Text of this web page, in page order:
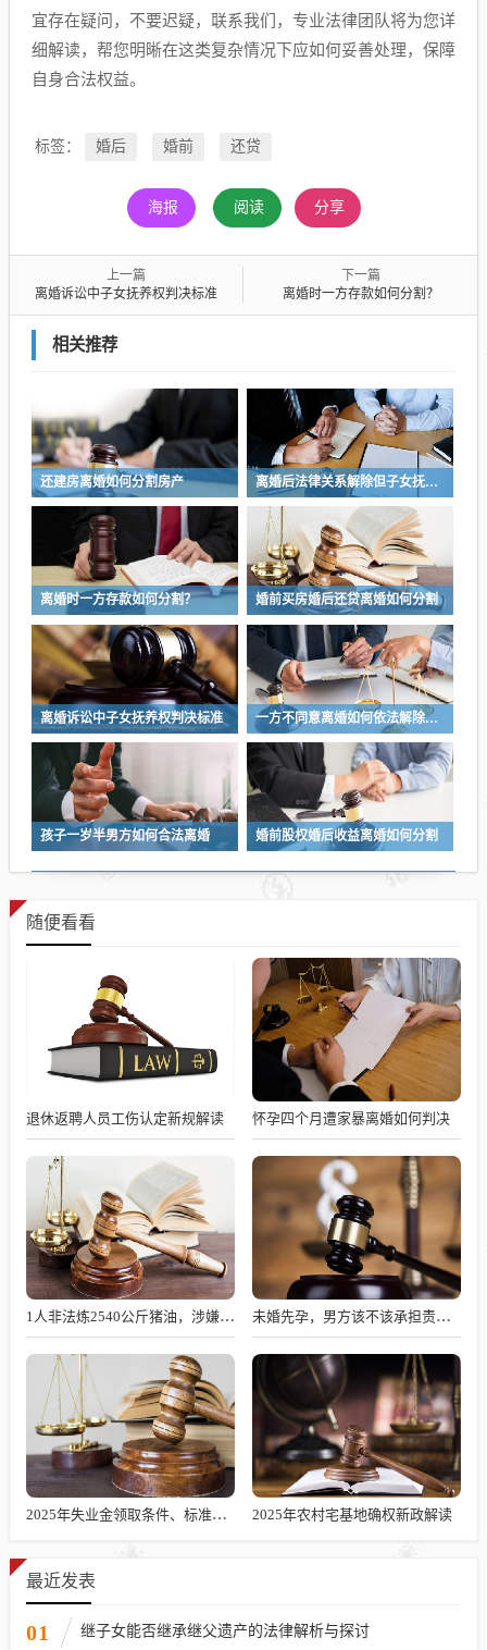
宜存在疑问，不要迟疑，联系我们，专业法律团队将为您详
细解读，帮您明晰在这类复杂情况下应如何妥善处理，保障
自身合法权益。
标签： 婚后 婚前 还贷
海报 阅读 分享
上一篇
离婚诉讼中子女抚养权判决标准
下一篇
离婚时一方存款如何分割？
相关推荐
还建房离婚如何分割房产 离婚后法律关系解除但子女抚养权仍存
离婚时一方存款如何分割？ 婚前买房婚后还贷离婚如何分割
离婚诉讼中子女抚养权判决标准 一方不同意离婚如何依法解除婚姻关系
孩子一岁半男方如何合法离婚 婚前股权婚后收益离婚如何分割
随便看看
退休返聘人员工伤认定新规解读 怀孕四个月遭家暴离婚如何判决
1人非法炼2540公斤猪油，涉嫌何罪？ 未婚先孕，男方该不该承担责任？
2025年失业金领取条件、标准及发放时长解析 2025年农村宅基地确权新政解读
最近发表
01 继子女能否继承继父遗产的法律解析与探讨